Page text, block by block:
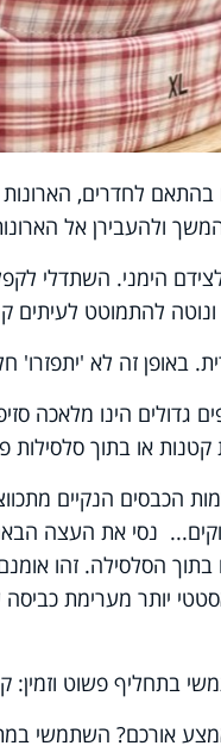
לחדרים,
ולהעבירן אל
לצידם הימני. השתדלי
להתמוטט לעיתים
באופן זה לא 'יתפזרו'
גדולים הינו מלאכה
קטנות או בתוך סלסילות
הנקיים
נסי את העצה
הסלסילה. זהו
יותר מערימת
בתחליף פשוט וזמין:
אורכם? השתמשי